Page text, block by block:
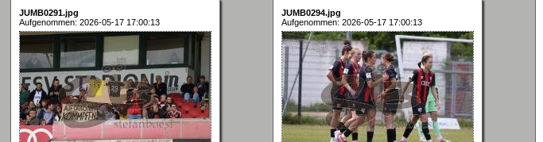
JUMB0291.jpg
Aufgenommen: 2026-05-17 17:00:13
JUMB0294.jpg
Aufgenommen: 2026-05-17 17:00:13